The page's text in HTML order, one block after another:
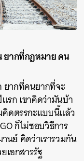
ยากที่กฎหมาย คน
ยากที่คนยากที่จะ
รก เขาคิดว่ามันบ้า
ดตรรกะแบบนี้แล้ว
ก็ไม่ชอบวิธีการ
นย์ คิดว่าเรารวมกัน
อกสารรัฐ